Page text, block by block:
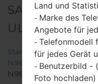
ULTRA 5G
Startseite →Galaxy
N986B
→SM-
Land und
- Marke des
Angebote für
- Telefonmodell
für jedes Gerät
- Benutzerbild -
Foto hochladen)